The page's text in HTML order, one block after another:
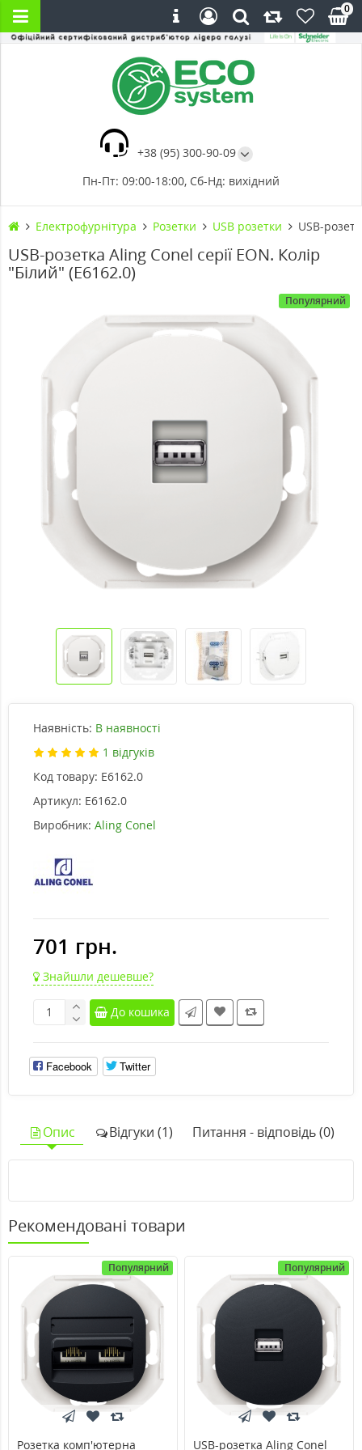
+38 (95) 300-90-09
Пн-Пт: 09:00-18:00, Сб-Нд: вихідний
0
Електрофурнітура Розетки USB розетки USB-
USB-розетка Aling Conel серії EON. Колір
"Білий" (E6162.0)
Популярний
Наявність: В наявності
1 відгуків
Код товару: E6162.0
Артикул: E6162.0
Виробник: Aling Conel
701 грн.
Знайшли дешевше?
До кошика
Facebook Twitter
Опис Відгуки (1) Питання - відповідь (0)
Рекомендовані товари
Популярний
Розетка комп'ютерна
Популярний
USB-розетка Aling Conel